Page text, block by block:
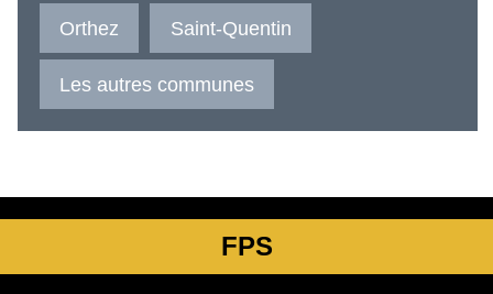
Orthez Saint-Quentin
Les autres communes
FPS